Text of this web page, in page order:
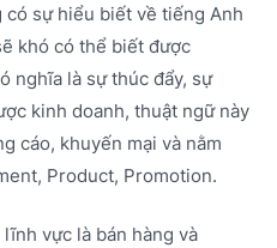
sự hiểu biết về tiếng Anh
khó có thể biết được
nghĩa là sự thúc đẩy, sự
kinh doanh, thuật ngữ này
cáo, khuyến mại và nằm
Product, Promotion.
vực là bán hàng và